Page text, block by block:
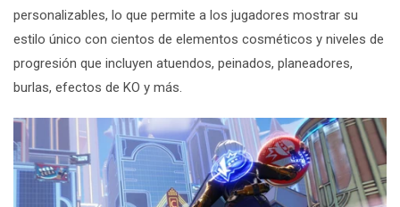
personalizables, lo que permite a los jugadores mostrar su
estilo único con cientos de elementos cosméticos y niveles de
progresión que incluyen atuendos, peinados, planeadores,
burlas, efectos de KO y más.